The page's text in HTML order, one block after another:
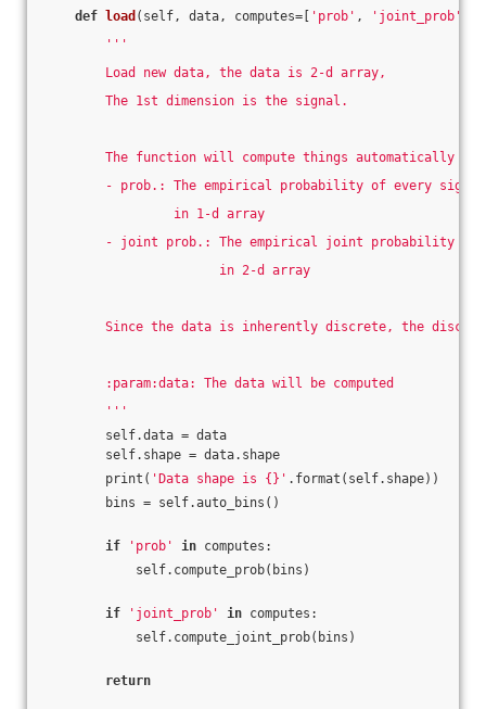
def load (self, data, computes=[ 'prob' , 'joint_prob'
'''
Load new data, the data is 2-d array,
The 1st dimension is the signal.
The function will compute things automatically
- prob.: The empirical probability of every
in 1-d array
- joint prob.: The empirical joint probability of
in 2-d array
Since the data is inherently discrete, the discrete
:param:data: The data will be computed
'''
self.data = data
self.shape = data.shape
print( 'Data shape is {}' .format(self.shape))
bins = self.auto_bins()
if 'prob' in computes:
self.compute_prob(bins)
if 'joint_prob' in computes:
self.compute_joint_prob(bins)
return